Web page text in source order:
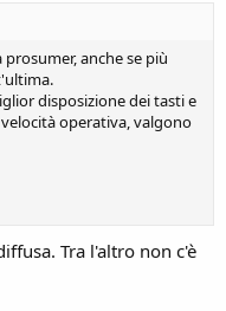
anche se più
disposizione dei tasti e
operativa, valgono
Tra l'altro non c'è